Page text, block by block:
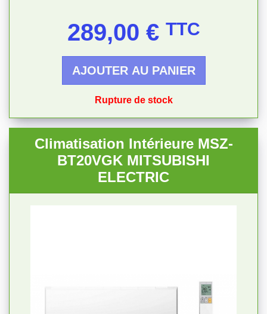
289,00 € TTC
AJOUTER AU PANIER
Rupture de stock
Climatisation Intérieure MSZ-
BT20VGK MITSUBISHI
ELECTRIC